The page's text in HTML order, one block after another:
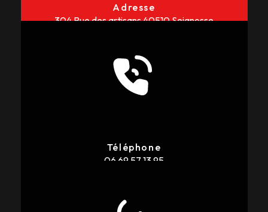
Adresse
304 Rue des artisans40510 Seignosse
Téléphone
06 69 57 13 95